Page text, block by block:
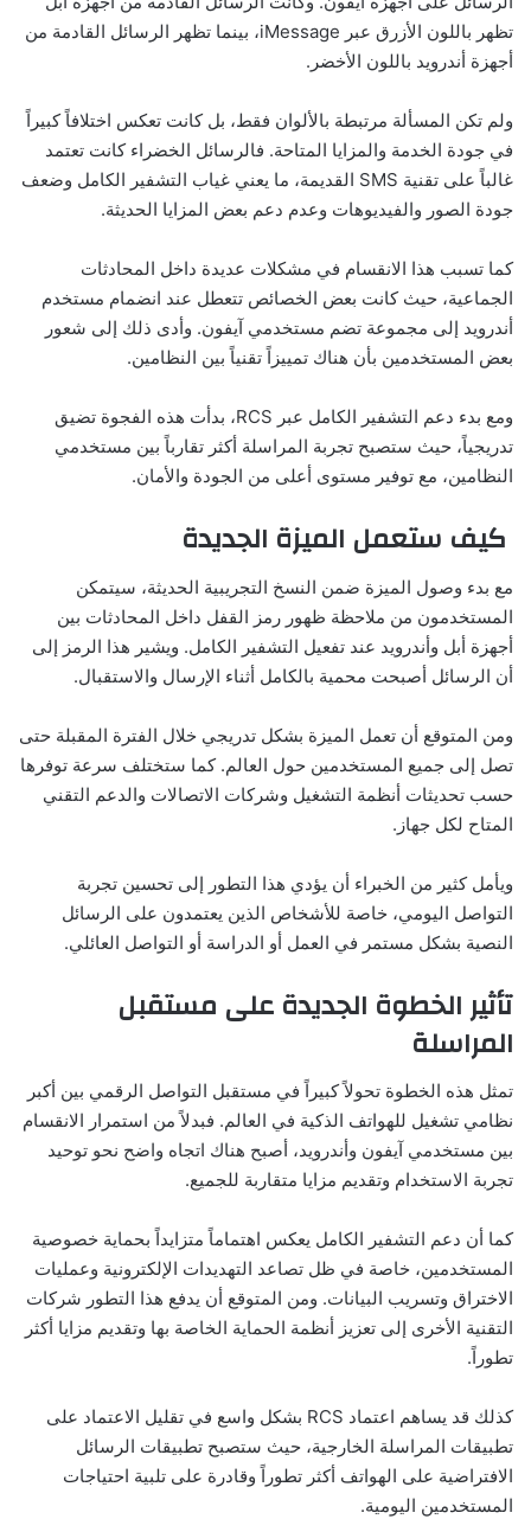
تظهر باللون الأزرق عبر iMessage، بينما تظهر الرسائل القادمة من
أجهزة أندرويد باللون الأخضر.
ولم تكن المسألة مرتبطة بالألوان فقط، بل كانت تعكس اختلافاً كبيراً
في جودة الخدمة والمزايا المتاحة. فالرسائل الخضراء كانت تعتمد
غالباً على تقنية SMS القديمة، ما يعني غياب التشفير الكامل وضعف
جودة الصور والفيديوهات وعدم دعم بعض المزايا الحديثة.
كما تسبب هذا الانقسام في مشكلات عديدة داخل المحادثات
الجماعية، حيث كانت بعض الخصائص تتعطل عند انضمام مستخدم
أندرويد إلى مجموعة تضم مستخدمي آيفون. وأدى ذلك إلى شعور
بعض المستخدمين بأن هناك تمييزاً تقنياً بين النظامين.
ومع بدء دعم التشفير الكامل عبر RCS، بدأت هذه الفجوة تضيق
تدريجياً، حيث ستصبح تجربة المراسلة أكثر تقارباً بين مستخدمي
النظامين، مع توفير مستوى أعلى من الجودة والأمان.
كيف ستعمل الميزة الجديدة
مع بدء وصول الميزة ضمن النسخ التجريبية الحديثة، سيتمكن
المستخدمون من ملاحظة ظهور رمز القفل داخل المحادثات بين
أجهزة أبل وأندرويد عند تفعيل التشفير الكامل. ويشير هذا الرمز إلى
أن الرسائل أصبحت محمية بالكامل أثناء الإرسال والاستقبال.
ومن المتوقع أن تعمل الميزة بشكل تدريجي خلال الفترة المقبلة حتى
تصل إلى جميع المستخدمين حول العالم. كما ستختلف سرعة توفرها
حسب تحديثات أنظمة التشغيل وشركات الاتصالات والدعم التقني
المتاح لكل جهاز.
ويأمل كثير من الخبراء أن يؤدي هذا التطور إلى تحسين تجربة
التواصل اليومي، خاصة للأشخاص الذين يعتمدون على الرسائل
النصية بشكل مستمر في العمل أو الدراسة أو التواصل العائلي.
تأثير الخطوة الجديدة على مستقبل
المراسلة
تمثل هذه الخطوة تحولاً كبيراً في مستقبل التواصل الرقمي بين أكبر
نظامي تشغيل للهواتف الذكية في العالم. فبدلاً من استمرار الانقسام
بين مستخدمي آيفون وأندرويد، أصبح هناك اتجاه واضح نحو توحيد
تجربة الاستخدام وتقديم مزايا متقاربة للجميع.
كما أن دعم التشفير الكامل يعكس اهتماماً متزايداً بحماية خصوصية
المستخدمين، خاصة في ظل تصاعد التهديدات الإلكترونية وعمليات
الاختراق وتسريب البيانات. ومن المتوقع أن يدفع هذا التطور شركات
التقنية الأخرى إلى تعزيز أنظمة الحماية الخاصة بها وتقديم مزايا أكثر
تطوراً.
كذلك قد يساهم اعتماد RCS بشكل واسع في تقليل الاعتماد على
تطبيقات المراسلة الخارجية، حيث ستصبح تطبيقات الرسائل
الافتراضية على الهواتف أكثر تطوراً وقادرة على تلبية احتياجات
المستخدمين اليومية.